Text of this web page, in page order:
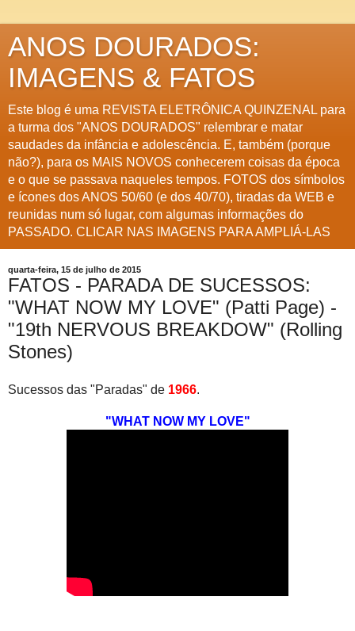
ANOS DOURADOS:
IMAGENS & FATOS
Este blog é uma REVISTA ELETRÔNICA QUINZENAL para
a turma dos "ANOS DOURADOS" relembrar e matar
saudades da infância e adolescência. E, também (porque
não?), para os MAIS NOVOS conhecerem coisas da época
e o que se passava naqueles tempos. FOTOS dos símbolos
e ícones dos ANOS 50/60 (e dos 40/70), tiradas da WEB e
reunidas num só lugar, com algumas informações do
PASSADO. CLICAR NAS IMAGENS PARA AMPLIÁ-LAS
quarta-feira, 15 de julho de 2015
FATOS - PARADA DE SUCESSOS:
"WHAT NOW MY LOVE" (Patti Page) -
"19th NERVOUS BREAKDOW" (Rolling
Stones)
Sucessos das "Paradas" de 1966.
"WHAT NOW MY LOVE"